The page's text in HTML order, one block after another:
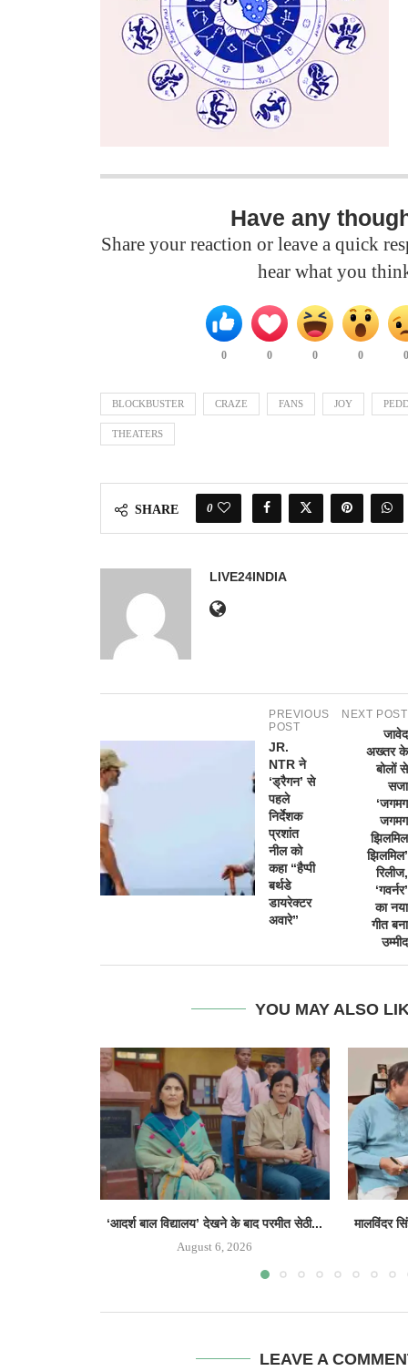
Have any
Share your reaction or leave a quick
hear what you
0 0 0 0
BLOCKBUSTER CRAZE FANS JOY
THEATERS
SHARE 0
LIVE24INDIA
PREVIOUS
POST
JR.
NTR ने
‘ड्रैगन’ से
पहले
निर्देशक
प्रशांत
नील को
कहा “हैप्पी
बर्थडे
डायरेक्टर
अवारे”
NEXT POST
जावेद
अख्तर के
बोलों से
सजा
‘जगमग
जगमग
झिलमिल
झिलमिल’
रिलीज,
‘गवर्नर’
का नया
गीत बना
उम्मीद
YOU MAY ALSO
‘आदर्श बाल विद्यालय’ देखने के बाद परमीत सेठी...
August 6, 2026
मालविंदर
LEAVE A